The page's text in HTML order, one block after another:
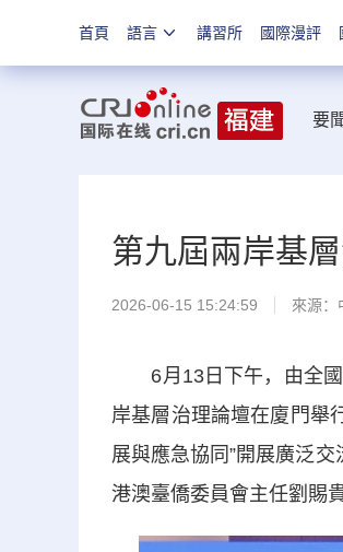
首頁 語言 講習所 國際漫評
要
第九屆兩岸基
2026-06-15 15:24:59 來源：
6月13日下午，由全國
岸基層治理論壇在廈門舉
展與應急協同”開展廣泛
港澳臺僑委員會主任劉賜